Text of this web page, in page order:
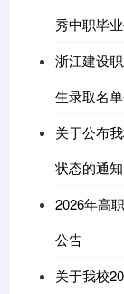
秀中职毕
浙江建设
生录取名
关于公布
状态的通知
2026年高
公告
关于我校